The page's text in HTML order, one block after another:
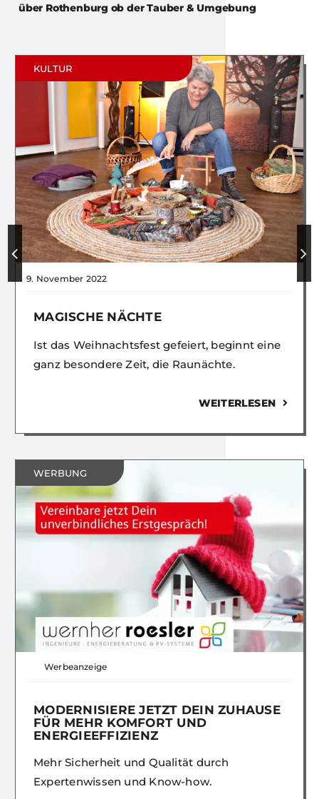
über Rothenburg ob der Tauber & Umgebung
KULTUR
9. November 2022
MAGISCHE NÄCHTE
Ist das Weihnachtsfest gefeiert, beginnt eine
ganz besondere Zeit, die Raunächte.
WEITERLESEN
WERBUNG
Werbeanzeige
MODERNISIERE JETZT DEIN ZUHAUSE
FÜR MEHR KOMFORT UND
ENERGIEEFFIZIENZ
Mehr Sicherheit und Qualität durch
Expertenwissen und Know-how.